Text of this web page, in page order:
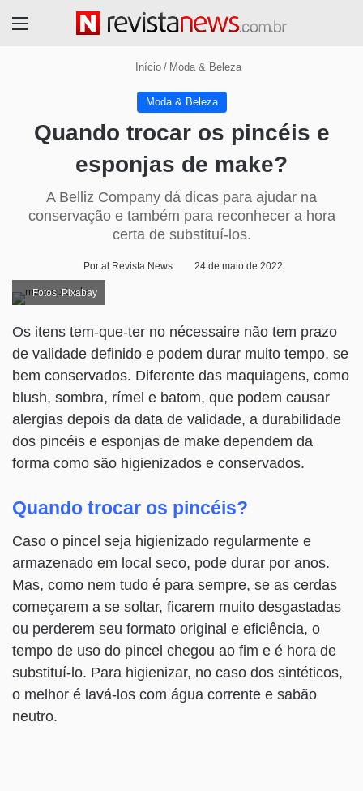
Início / Moda & Beleza
Moda & Beleza
Quando trocar os pincéis e
esponjas de make?
A Belliz Company dá dicas para ajudar na
conservação e também para reconhecer a hora
certa de substituí-los.
Portal Revista News 24 de maio de 2022
Fotos: Pixabay
Os itens tem-que-ter no nécessaire não tem prazo
de validade definido e podem durar muito tempo, se
bem conservados. Diferente das maquiagens, como
blush, sombra, rímel e batom, que podem causar
alergias depois da data de validade, a durabilidade
dos pincéis e esponjas de make dependem da
forma como são higienizados e conservados.
Quando trocar os pincéis?
Caso o pincel seja higienizado regularmente e
armazenado em local seco, pode durar por anos.
Mas, como nem tudo é para sempre, se as cerdas
começarem a se soltar, ficarem muito desgastadas
ou perderem seu formato original e eficiência, o
tempo de uso do pincel chegou ao fim e é hora de
substituí-lo. Para higienizar, no caso dos sintéticos,
o melhor é lavá-los com água corrente e sabão
neutro.